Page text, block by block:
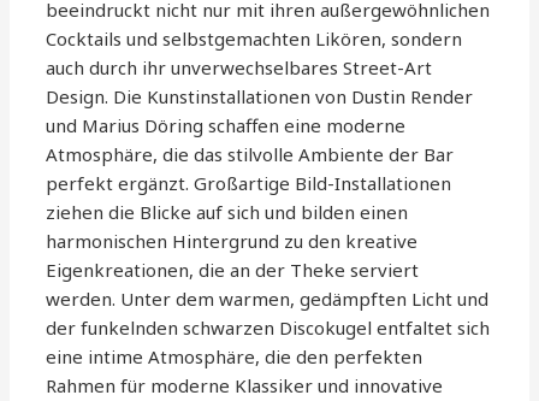
beeindruckt nicht nur mit ihren außergewöhnlichen
Cocktails und selbstgemachten Likören, sondern
auch durch ihr unverwechselbares Street-Art
Design. Die Kunstinstallationen von Dustin Render
und Marius Döring schaffen eine moderne
Atmosphäre, die das stilvolle Ambiente der Bar
perfekt ergänzt. Großartige Bild-Installationen
ziehen die Blicke auf sich und bilden einen
harmonischen Hintergrund zu den kreative
Eigenkreationen, die an der Theke serviert
werden. Unter dem warmen, gedämpften Licht und
der funkelnden schwarzen Discokugel entfaltet sich
eine intime Atmosphäre, die den perfekten
Rahmen für moderne Klassiker und innovative